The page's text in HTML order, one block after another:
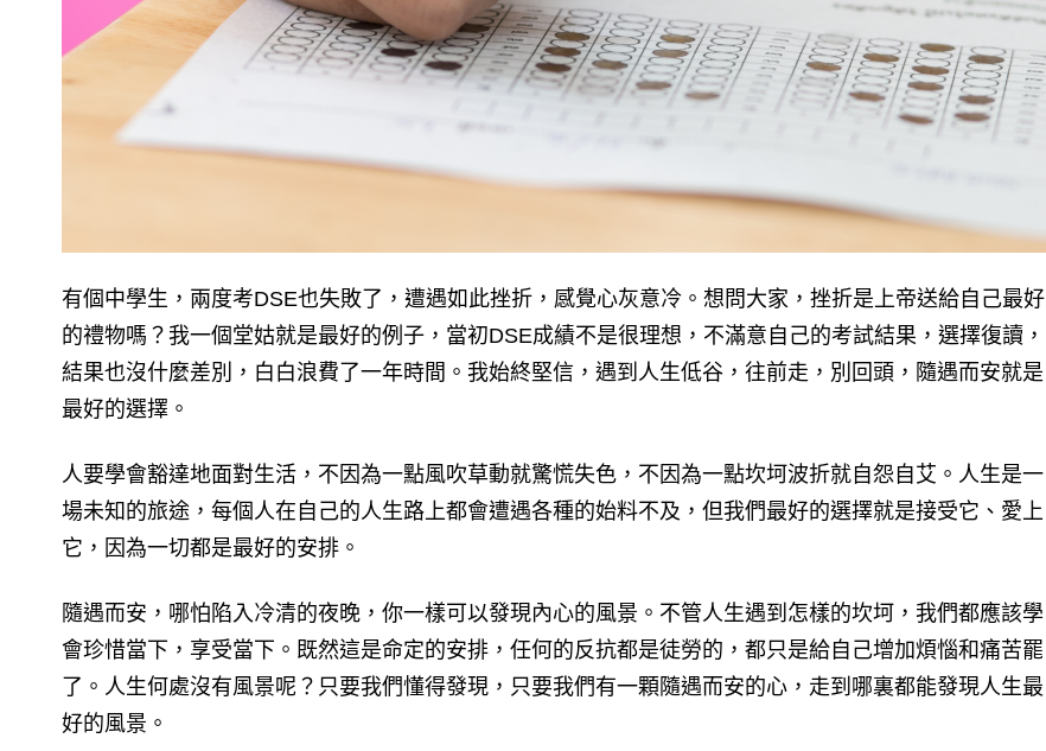
有個中學生，兩度考DSE也失敗了，遭遇如此挫折，感覺心灰意冷。想問大家，挫折是上帝送給自己最好
的禮物嗎？我一個堂姑就是最好的例子，當初DSE成績不是很理想，不滿意自己的考試結果，選擇復讀，
結果也沒什麼差別，白白浪費了一年時間。我始終堅信，遇到人生低谷，往前走，別回頭，隨遇而安就是
最好的選擇。
人要學會豁達地面對生活，不因為一點風吹草動就驚慌失色，不因為一點坎坷波折就自怨自艾。人生是一
場未知的旅途，每個人在自己的人生路上都會遭遇各種的始料不及，但我們最好的選擇就是接受它、愛上
它，因為一切都是最好的安排。
隨遇而安，哪怕陷入冷清的夜晚，你一樣可以發現內心的風景。不管人生遇到怎樣的坎坷，我們都應該學
會珍惜當下，享受當下。既然這是命定的安排，任何的反抗都是徒勞的，都只是給自己增加煩惱和痛苦罷
了。人生何處沒有風景呢？只要我們懂得發現，只要我們有一顆隨遇而安的心，走到哪裏都能發現人生最
好的風景。